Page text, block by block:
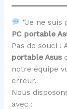
“Je ne suis
PC portable
Pas de souci !
portable Asus
notre équipe
erreur.
Nous
avec :